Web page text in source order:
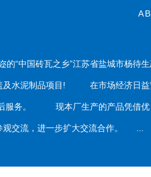
中国砖瓦之乡”江苏省盐城市杨待
及水泥制品项目! 在市场经济日益
服务。 现本厂生产的产品凭借优
观交流，进一步扩大交流合作。 ...